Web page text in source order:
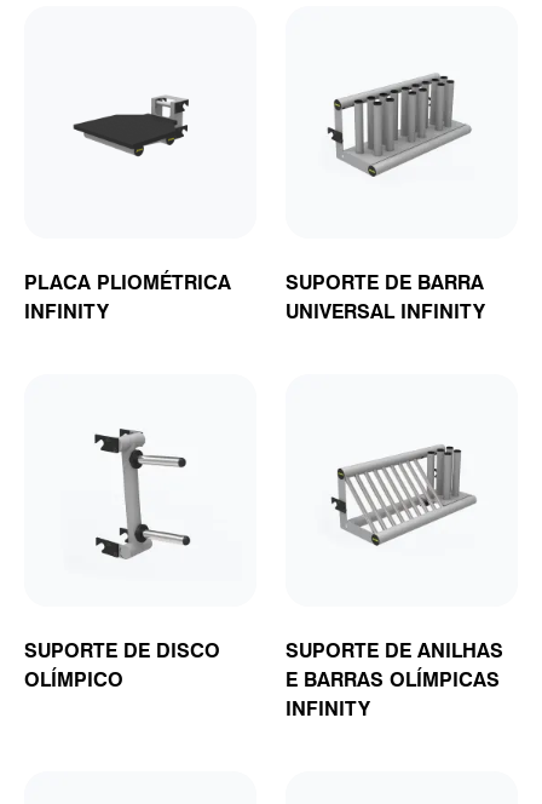
PLACA PLIOMÉTRICA
INFINITY
SUPORTE DE BARRA
UNIVERSAL INFINITY
SUPORTE DE DISCO
OLÍMPICO
SUPORTE DE ANILHAS
E BARRAS OLÍMPICAS
INFINITY